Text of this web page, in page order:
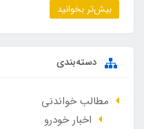
بیش‌تر بخوانید
دسته‌بندی
مطالب خواندنی
اخبار خودرو